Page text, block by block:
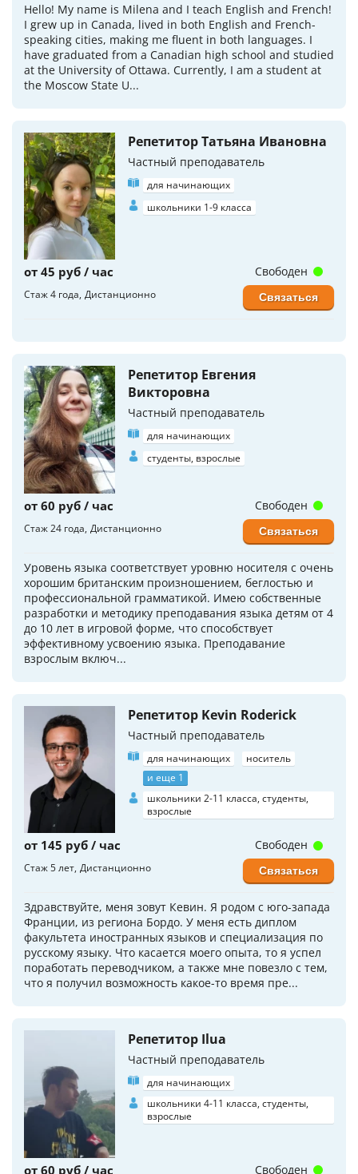
Hello! My name is Milena and I teach English and French!
I grew up in Canada, lived in both English and French-
speaking cities, making me fluent in both languages. I
have graduated from a Canadian high school and studied
at the University of Ottawa. Currently, I am a student at
the Moscow State U...
Репетитор Татьяна Ивановна
Частный преподаватель
для начинающих
школьники 1-9 класса
от 45 руб / час
Стаж 4 года Дистанционно
Свободен
Связаться
Репетитор Евгения
Викторовна
Частный преподаватель
для начинающих
студенты, взрослые
от 60 руб / час
Стаж 24 года Дистанционно
Уровень языка соответствует уровню носителя с очень
хорошим британским произношением, беглостью и
профессиональной грамматикой. Имею собственные
разработки и методику преподавания языка детям от 4
до 10 лет в игровой форме, что способствует
эффективному усвоению языка. Преподавание
взрослым включ...
Свободен
Связаться
Репетитор Kevin Roderick
Частный преподаватель
для начинающих
носитель
и еще 1
школьники 2-11 класса, студенты,
взрослые
от 145 руб / час
Стаж 5 лет Дистанционно
Здравствуйте, меня зовут Кевин. Я родом с юго-запада
Франции, из региона Бордо. У меня есть диплом
факультета иностранных языков и специализация по
русскому языку. Что касается моего опыта, то я успел
поработать переводчиком, а также мне повезло с тем,
что я получил возможность какое-то время пре...
Свободен
Связаться
Репетитор Ilua
Частный преподаватель
для начинающих
школьники 4-11 класса, студенты,
взрослые
от 60 руб / час Свободен